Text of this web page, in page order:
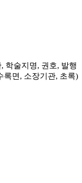
학술지명, 권호, 발행
록면, 소장기관, 초록)